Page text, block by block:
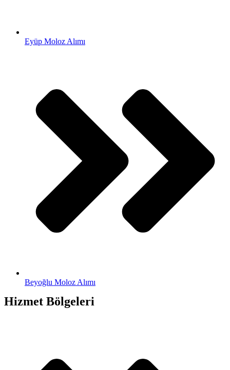
Eyüp Moloz Alımı
Beyoğlu Moloz Alımı
Hizmet Bölgeleri